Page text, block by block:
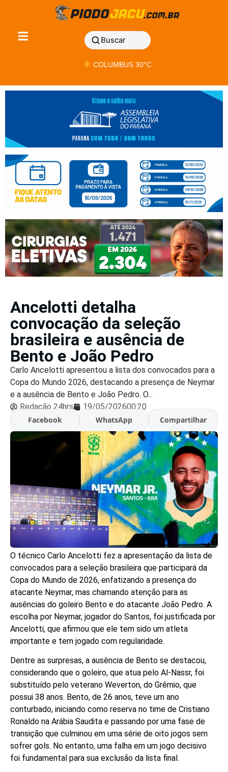
Buscar
COLUMBUS 30°C
Ancelotti detalha
convocação da seleção
brasileira e ausência de
Bento e João Pedro
Carlo Ancelotti apresentou a lista dos convocados para a
Copa do Mundo 2026, destacando a presença de Neymar
e a ausência de Bento e João Pedro. O...
Redação 24hrs
19/05/202600:20
Facebook
WhatsApp Compartilhar
O técnico Carlo Ancelotti fez a apresentação da lista de
convocados para a seleção brasileira que participará da
Copa do Mundo de 2026, enfatizando a presença do
atacante Neymar, mas chamando atenção para as
ausências do goleiro Bento e do atacante João Pedro. A
escolha por Neymar, jogador do Santos, foi justificada por
Ancelotti, que afirmou que ele tem sido um atleta
importante e tem jogado com regularidade.
Dentre as surpresas, a ausência de Bento se destacou,
considerando que o goleiro, que atua pelo Al-Nassr, foi
substituído pelo veterano Weverton, do Grêmio, que
possui 38 anos. Bento, de 26 anos, teve um ano
conturbado, iniciando como reserva no time de Cristiano
Ronaldo na Arábia Saudita e passando por uma fase de
transição que culminou em uma série de oito jogos sem
sofrer gols. No entanto, uma falha em um jogo decisivo
foi fundamental para sua exclusão da lista final.